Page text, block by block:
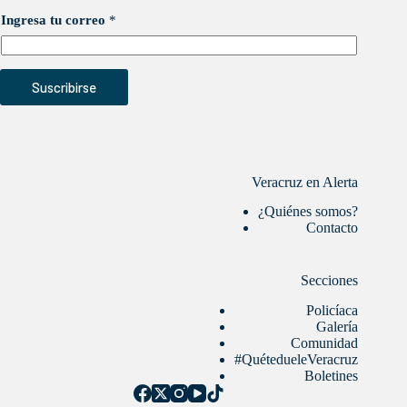
Ingresa tu correo *
Suscribirse
Veracruz en Alerta
¿Quiénes somos?
Contacto
Secciones
Policíaca
Galería
Comunidad
#QuétedueleVeracruz
Boletines